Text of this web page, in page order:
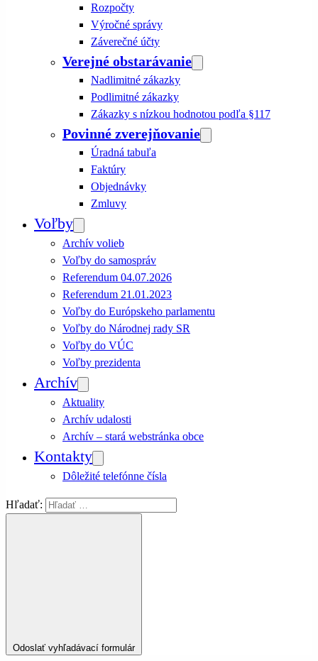
Rozpočty
Výročné správy
Záverečné účty
Verejné obstarávanie
Nadlimitné zákazky
Podlimitné zákazky
Zákazky s nízkou hodnotou podľa §117
Povinné zverejňovanie
Úradná tabuľa
Faktúry
Objednávky
Zmluvy
Voľby
Archív volieb
Voľby do samospráv
Referendum 04.07.2026
Referendum 21.01.2023
Voľby do Európskeho parlamentu
Voľby do Národnej rady SR
Voľby do VÚC
Voľby prezidenta
Archív
Aktuality
Archív udalosti
Archív – stará webstránka obce
Kontakty
Dôležité telefónne čísla
Hľadať:
Odoslať vyhľadávací formulár